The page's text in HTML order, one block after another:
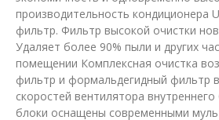
производительность кондиционера
фильтр. Фильтр высокой очистки
Удаляет более 90% пыли и других
помещении Комплексная очистка
фильтр и формальдегидный фильтр
скоростей вентилятора
блоки оснащены современными